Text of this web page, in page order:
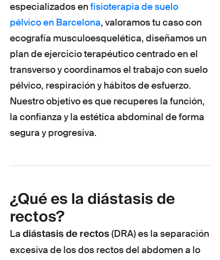
especializados en fisioterapia de suelo
pélvico en Barcelona, valoramos tu caso con
ecografía musculoesquelética, diseñamos un
plan de ejercicio terapéutico centrado en el
transverso y coordinamos el trabajo con suelo
pélvico, respiración y hábitos de esfuerzo.
Nuestro objetivo es que recuperes la función,
la confianza y la estética abdominal de forma
segura y progresiva.
¿Qué es la diástasis de
rectos?
La diástasis de rectos (DRA) es la separación
excesiva de los dos rectos del abdomen a lo